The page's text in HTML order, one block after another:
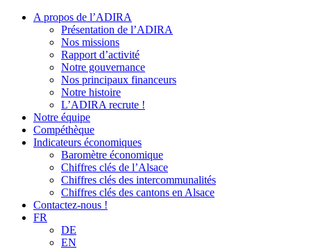
A propos de l’ADIRA
Présentation de l’ADIRA
Nos missions
Rapport d’activité
Notre gouvernance
Nos principaux financeurs
Notre histoire
L’ADIRA recrute !
Notre équipe
Compéthèque
Indicateurs économiques
Baromètre économique
Chiffres clés de l’Alsace
Chiffres clés des intercommunalités
Chiffres clés des cantons en Alsace
Contactez-nous !
FR
DE
EN